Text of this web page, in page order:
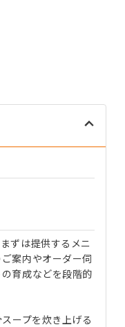
ずは提供するメニ
案内やオーダー伺
育成などを段階的
ープを炊き上げる